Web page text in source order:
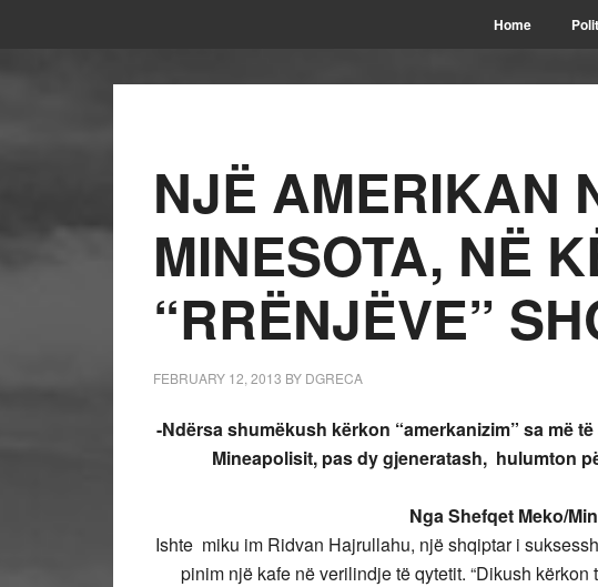
Home
NJË AMERIKAN
MINESOTA, NË
“RRËNJËVE”
FEBRUARY 12, 2013 BY DGRECA
-Ndërsa shumëkush kërkon “amerkanizim” sa më
Mineapolisit, pas dy gjeneratash, hulumton
NgaShefqet Meko/
Ishte miku im Ridvan Hajrullahu, një shqiptar i
pinim një kafe në verilindje të qytetit. “Dikush